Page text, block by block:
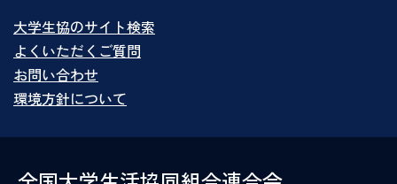
大学生協のサイト検索
よくいただくご質問
お問い合わせ
環境方針について